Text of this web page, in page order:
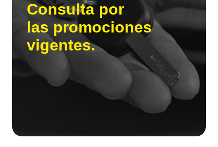
Consulta por
las promociones
vigentes.